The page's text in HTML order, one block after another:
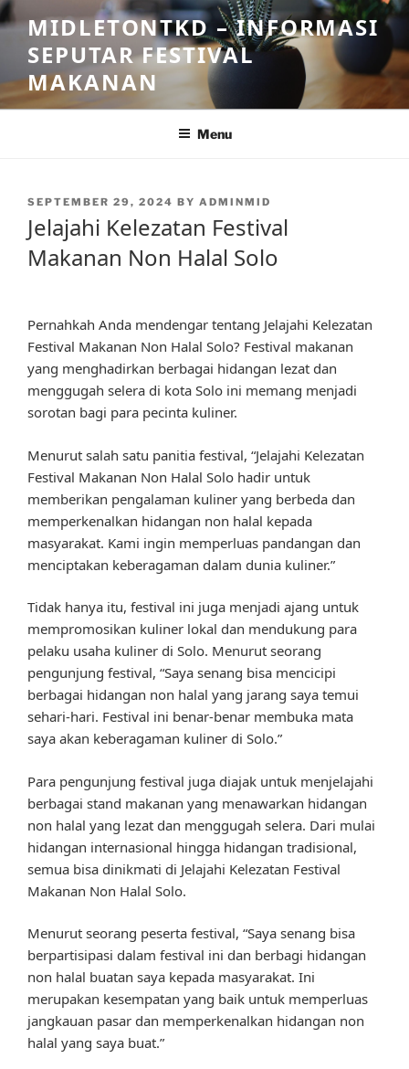
Skip
to
content
MIDLETONTKD – INFORMASI
SEPUTAR FESTIVAL
MAKANAN
Menu
POSTED
SEPTEMBER 29, 2024 BY ADMINMID
Jelajahi Kelezatan Festival
Makanan Non Halal Solo
Pernahkah Anda mendengar tentang Jelajahi Kelezatan
Festival Makanan Non Halal Solo? Festival makanan
yang menghadirkan berbagai hidangan lezat dan
menggugah selera di kota Solo ini memang menjadi
sorotan bagi para pecinta kuliner.
Menurut salah satu panitia festival, “Jelajahi Kelezatan
Festival Makanan Non Halal Solo hadir untuk
memberikan pengalaman kuliner yang berbeda dan
memperkenalkan hidangan non halal kepada
masyarakat. Kami ingin memperluas pandangan dan
menciptakan keberagaman dalam dunia kuliner.”
Tidak hanya itu, festival ini juga menjadi ajang untuk
mempromosikan kuliner lokal dan mendukung para
pelaku usaha kuliner di Solo. Menurut seorang
pengunjung festival, “Saya senang bisa mencicipi
berbagai hidangan non halal yang jarang saya temui
sehari-hari. Festival ini benar-benar membuka mata
saya akan keberagaman kuliner di Solo.”
Para pengunjung festival juga diajak untuk menjelajahi
berbagai stand makanan yang menawarkan hidangan
non halal yang lezat dan menggugah selera. Dari mulai
hidangan internasional hingga hidangan tradisional,
semua bisa dinikmati di Jelajahi Kelezatan Festival
Makanan Non Halal Solo.
Menurut seorang peserta festival, “Saya senang bisa
berpartisipasi dalam festival ini dan berbagi hidangan
non halal buatan saya kepada masyarakat. Ini
merupakan kesempatan yang baik untuk memperluas
jangkauan pasar dan memperkenalkan hidangan non
halal yang saya buat.”